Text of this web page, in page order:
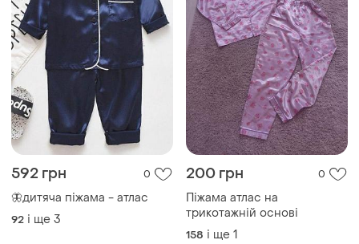
592 грн 0
🦋дитяча піжама - атлас
92 і ще 3
200 грн 0
Піжама атлас на
трикотажній основі
158 і ще 1